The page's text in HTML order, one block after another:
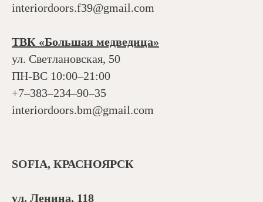
interiordoors.f39@gmail.com
ТВК «Большая медведица»
ул. Светлановская, 50
ПН-ВС 10:00–21:00
+7‒383‒234‒90‒35
interiordoors.bm@gmail.com
SOFIA, КРАСНОЯРСК
ул. Ленина, 118